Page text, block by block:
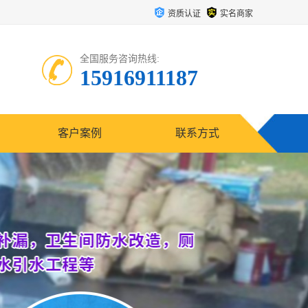
资质认证 实名商家
全国服务咨询热线:
15916911187
客户案例 联系方式